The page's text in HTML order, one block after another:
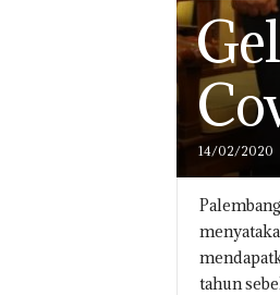
14/02/2020
tahun